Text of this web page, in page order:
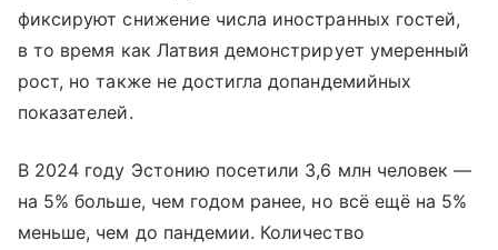
фиксируют снижение числа иностранных гостей,
в то время как Латвия демонстрирует умеренный
рост, но также не достигла допандемийных
показателей.
В 2024 году Эстонию посетили 3,6 млн человек —
на 5% больше, чем годом ранее, но всё ещё на 5%
меньше, чем до пандемии. Количество